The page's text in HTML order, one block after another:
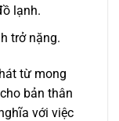
lạnh.
trở nặng.
từ mong
bản thân
với việc